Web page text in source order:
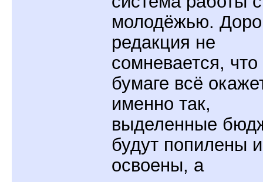
молодёжью.
редакция не
сомневается, что
бумаге всё
именно так,
выделенные
будут попилены и
освоены, а